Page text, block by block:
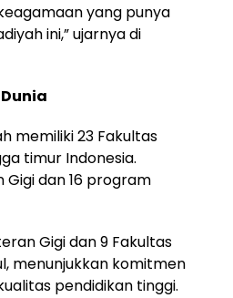
yang punya
ini,” ujarnya di
memiliki 23 Fakultas
timur Indonesia.
dan 16 program
Gigi dan 9 Fakultas
menunjukkan komitmen
pendidikan tinggi.